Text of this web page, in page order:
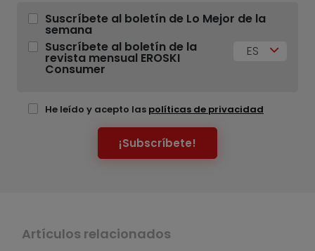
Suscríbete al boletín de Lo Mejor de la
semana
Suscríbete al boletín de la
revista mensual EROSKI
Consumer
ES
He leído y acepto las políticas de privacidad
¡Subscríbete!
Artículos relacionados